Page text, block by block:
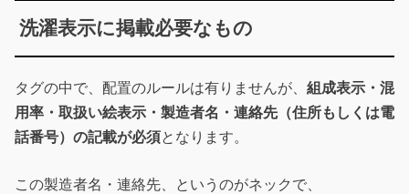
洗濯表示に掲載必要なもの
タグの中で、配置のルールは有りませんが、 組成表示・混
用率・取扱い絵表示・製造者名・連絡先（住所もしくは電
話番号）の記載が必須となります。
この製造者名・連絡先、というのがネックで、